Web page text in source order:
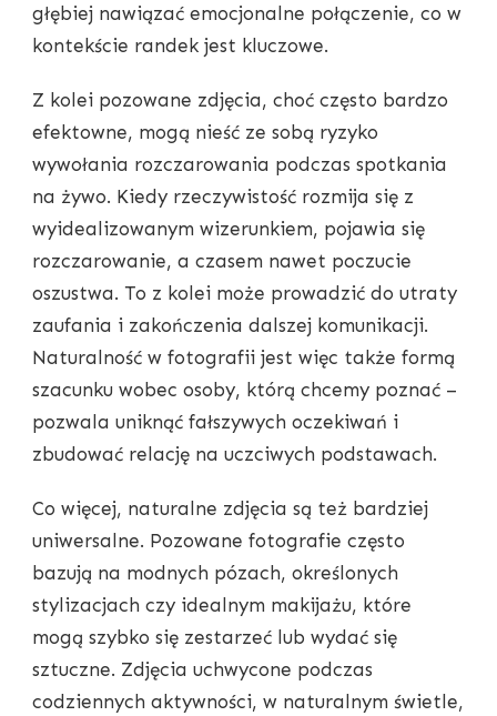
głębiej nawiązać emocjonalne połączenie, co w
kontekście randek jest kluczowe.
Z kolei pozowane zdjęcia, choć często bardzo
efektowne, mogą nieść ze sobą ryzyko
wywołania rozczarowania podczas spotkania
na żywo. Kiedy rzeczywistość rozmija się z
wyidealizowanym wizerunkiem, pojawia się
rozczarowanie, a czasem nawet poczucie
oszustwa. To z kolei może prowadzić do utraty
zaufania i zakończenia dalszej komunikacji.
Naturalność w fotografii jest więc także formą
szacunku wobec osoby, którą chcemy poznać –
pozwala uniknąć fałszywych oczekiwań i
zbudować relację na uczciwych podstawach.
Co więcej, naturalne zdjęcia są też bardziej
uniwersalne. Pozowane fotografie często
bazują na modnych pózach, określonych
stylizacjach czy idealnym makijażu, które
mogą szybko się zestarzeć lub wydać się
sztuczne. Zdjęcia uchwycone podczas
codziennych aktywności, w naturalnym świetle,